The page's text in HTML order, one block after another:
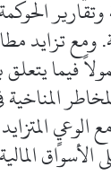
ومع تزايد
فيما يتعلق
المناخية
المتزايد